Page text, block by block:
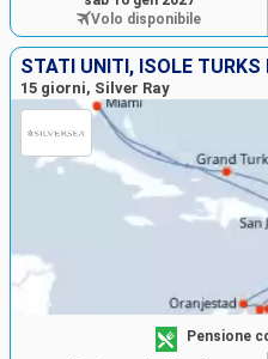
Volo disponibile
15 giorni, Silver Ray
Pensione